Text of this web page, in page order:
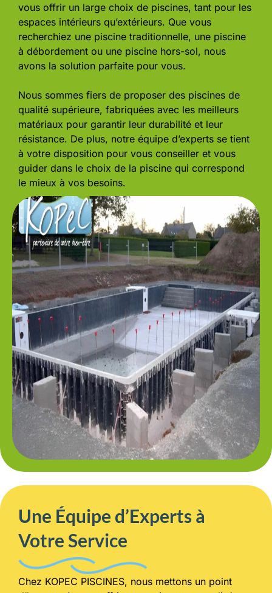
vous offrir un large choix de piscines, tant pour les
espaces intérieurs qu’extérieurs. Que vous
recherchiez une piscine traditionnelle, une piscine
à débordement ou une piscine hors-sol, nous
avons la solution parfaite pour vous.
Nous sommes fiers de proposer des piscines de
qualité supérieure, fabriquées avec les meilleurs
matériaux pour garantir leur durabilité et leur
résistance. De plus, notre équipe d’experts se tient
à votre disposition pour vous conseiller et vous
guider dans le choix de la piscine qui correspond
le mieux à vos besoins.
Une Équipe d’Experts à
Votre Service
Chez KOPEC PISCINES, nous mettons un point